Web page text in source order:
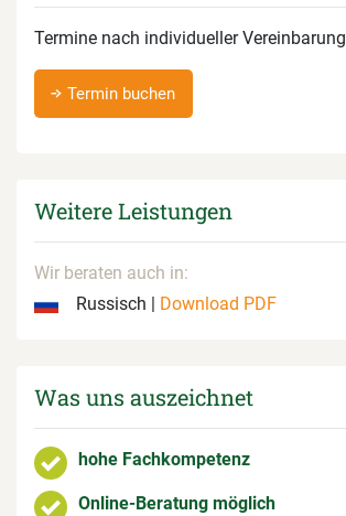
Termine nach individueller Vereinbarung
Termin buchen
Weitere Leistungen
Wir beraten auch in:
Russisch |
Download PDF
Was uns auszeichnet
hohe Fachkompetenz
Online-Beratung möglich